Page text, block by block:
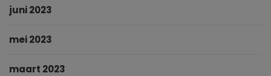
juni 2023
mei 2023
maart 2023